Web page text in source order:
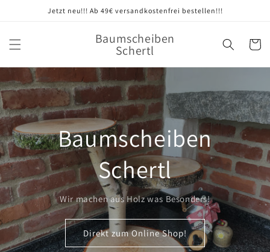
Jetzt neu!!! Ab 49€ versandkostenfrei bestellen!!!
Baumscheiben
Schertl
Baumscheiben
Schertl
Wir machen aus Holz was Besonders!
Direkt zum Online Shop!